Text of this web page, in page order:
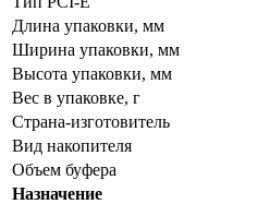
Длина упаковки, мм
Ширина упаковки, мм
Высота упаковки, мм
Вес в упаковке, г
Страна-изготовитель
Вид накопителя
Объем буфера
Назначение